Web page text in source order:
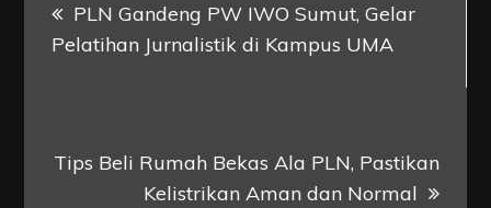
navigation
PLN Gandeng PW IWO Sumut, Gelar
Pelatihan Jurnalistik di Kampus UMA
Tips Beli Rumah Bekas Ala PLN, Pastikan
Kelistrikan Aman dan Normal